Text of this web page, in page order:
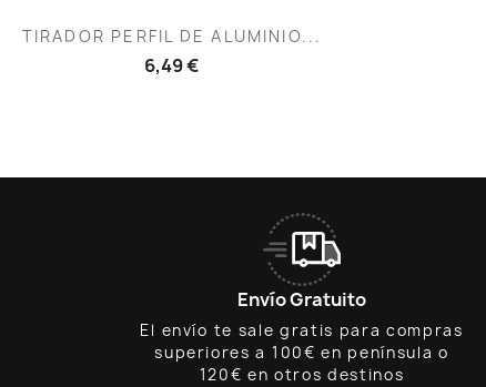
Vista rápida
TIRADOR PERFIL DE ALUMINIO...
6,49 €
Envío Gratuito
El envío te sale gratis para compras
superiores a 100€ en península o
120€ en otros destinos